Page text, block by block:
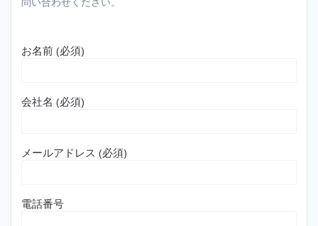
お名前 (必須)
会社名 (必須)
メールアドレス (必須)
電話番号